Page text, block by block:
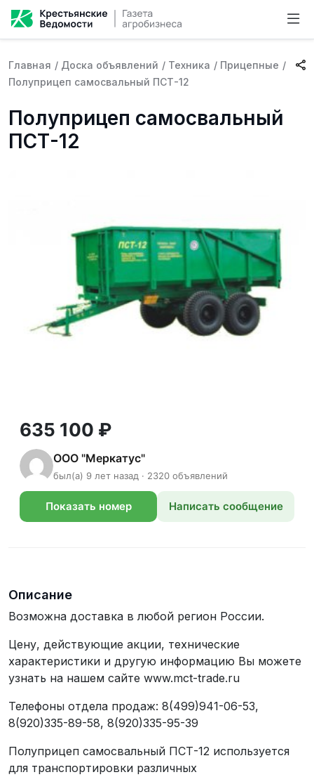
Главная / Доска объявлений / Техника / Прицепные /
Полуприцеп самосвальный ПСТ-12
Полуприцеп самосвальный
ПСТ-12
635 100 ₽
ООО "Меркатус"
был(а) 9 лет назад · 2320 объявлений
Показать номер Написать сообщение
Описание
Возможна доставка в любой регион России.
Цену, действующие акции, технические
характеристики и другую информацию Вы можете
узнать на нашем сайте www.mct-trade.ru
Телефоны отдела продаж: 8(499)941-06-53,
8(920)335-89-58, 8(920)335-95-39
Полуприцеп самосвальный ПСТ-12 используется
для транспортировки различных